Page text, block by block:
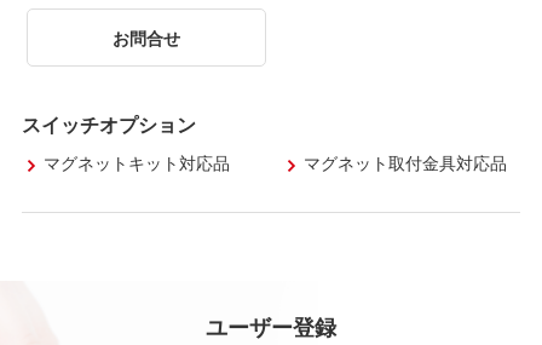
お問合せ
スイッチオプション
マグネットキット対応品 マグネット取付金具対応品
ユーザー登録